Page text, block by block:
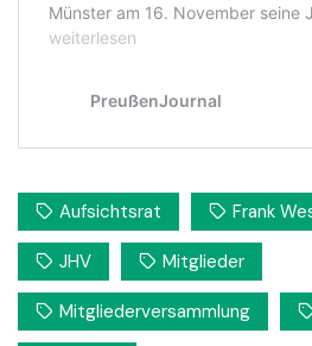
Aufsichtsrat Frank
JHV Mitglieder
Mitgliederversammlung